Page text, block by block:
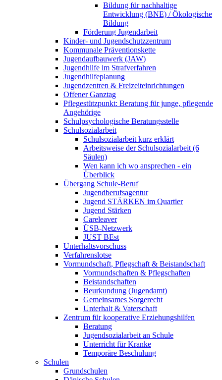
Bildung für nachhaltige
Entwicklung (BNE) / Ökologische
Bildung
Förderung Jugendarbeit
Kinder- und Jugendschutzzentrum
Kommunale Präventionskette
Jugendaufbauwerk (JAW)
Jugendhilfe im Strafverfahren
Jugendhilfeplanung
Jugendzentren & Freizeiteinrichtungen
Offener Ganztag
Pflegestützpunkt: Beratung für junge, pflegende
Angehörige
Schulpsychologische Beratungsstelle
Schulsozialarbeit
Schulsozialarbeit kurz erklärt
Arbeitsweise der Schulsozialarbeit (6
Säulen)
Wen kann ich wo ansprechen - ein
Überblick
Übergang Schule-Beruf
Jugendberufsagentur
Jugend STÄRKEN im Quartier
Jugend Stärken
Careleaver
ÜSB-Netzwerk
JUST BEst
Unterhaltsvorschuss
Verfahrenslotse
Vormundschaft, Pflegschaft & Beistandschaft
Vormundschaften & Pflegschaften
Beistandschaften
Beurkundung (Jugendamt)
Gemeinsames Sorgerecht
Unterhalt & Vaterschaft
Zentrum für kooperative Erziehungshilfen
Beratung
Jugendsozialarbeit an Schule
Unterricht für Kranke
Temporäre Beschulung
Schulen
Grundschulen